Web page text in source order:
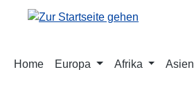
Hauptinhalt springen
Zur Suche springen
Zur Hauptnavigation springen
Home Europa Afrika Asien